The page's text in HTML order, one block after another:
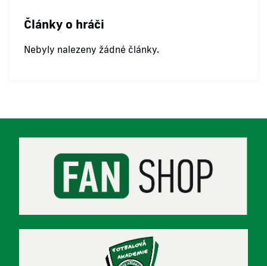
Články o hráči
Nebyly nalezeny žádné články.